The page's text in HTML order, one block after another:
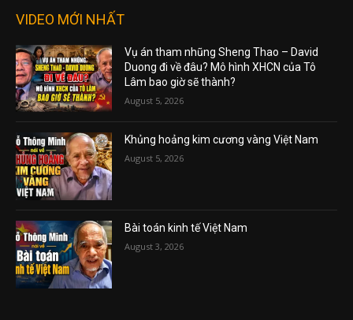
VIDEO MỚI NHẤT
Vụ án tham nhũng Sheng Thao – David
Duong đi về đâu? Mô hình XHCN của Tô
Lâm bao giờ sẽ thành?
August 5, 2026
Khủng hoảng kim cương vàng Việt Nam
August 5, 2026
Bài toán kinh tế Việt Nam
August 3, 2026